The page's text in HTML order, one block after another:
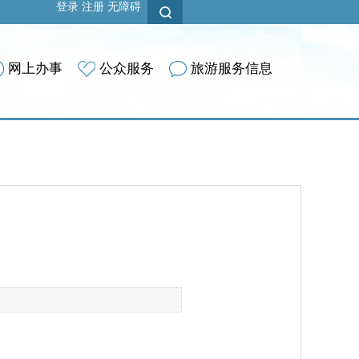
登录 注册 无障碍
网上办事 公众服务 旅游服务信息